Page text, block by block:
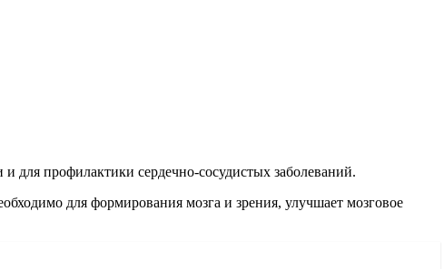
для профилактики сердечно-сосудистых заболеваний.
для формирования мозга и зрения, улучшает мозговое